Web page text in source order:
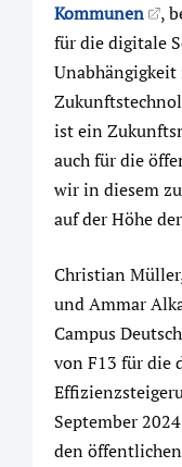
Kommunen
,
für die digitale
ist ein
auch für die
wir in diesem
auf der Höhe
Christian
und Ammar
Campus
von F13 für die
September
den